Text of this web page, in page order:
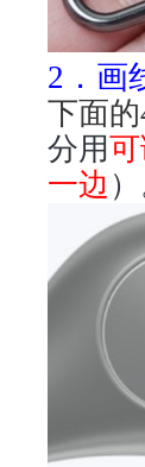
2．画
下面的
分用
一边